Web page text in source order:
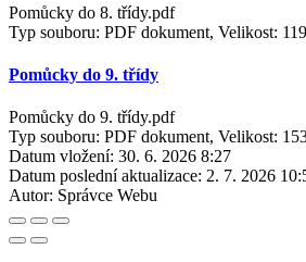
Pomůcky do 8. třídy.pdf
Typ souboru: PDF dokument, Velikost:
Pomůcky do 9. třídy
Pomůcky do 9. třídy.pdf
Typ souboru: PDF dokument, Velikost:
Datum vložení: 30. 6. 2026 8:27
Datum poslední aktualizace: 2. 7. 2026
Autor: Správce Webu